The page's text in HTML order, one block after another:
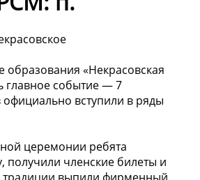
образования «Некрасовская
главное событие — 7
официально вступили в ряды
церемонии ребята
получили членские билеты и